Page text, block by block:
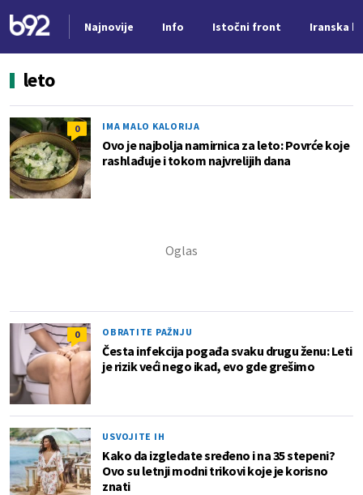
Najnovije Info Istočni front Iranska
leto
0 IMA MALO KALORIJA
Ovo je najbolja namirnica za leto: Povrće koje
rashlađuje i tokom najvrelijih dana
0 OBRATITE PAŽNJU
Česta infekcija pogađa svaku drugu ženu: Leti
je rizik veći nego ikad, evo gde grešimo
USVOJITE IH
Kako da izgledate sređeno i na 35 stepeni?
Ovo su letnji modni trikovi koje je korisno
znati